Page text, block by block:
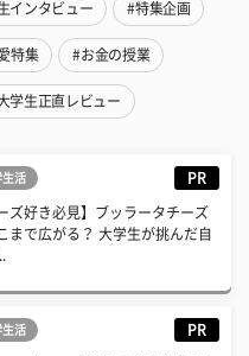
インタビュー #特集企画
特集 #お金の授業
学生正直レビュー
生活 PR
ズ好き必見】ブッラータチーズ
まで広がる？ 大学生が挑んだ自
生活 PR